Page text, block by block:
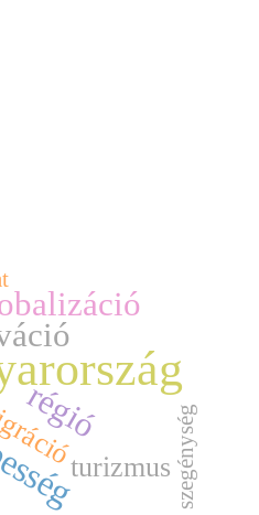
régió
turizmus szegénység